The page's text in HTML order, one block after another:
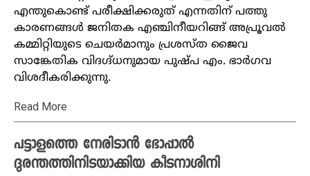
എന്തുകൊണ്ട് പരീക്ഷിക്കരുത് എന്നതിന് പത്തു
കാരണങ്ങള്‍ ജനിതക എഞ്ചിനീയറിങ്ങ് അപ്രൂവല്‍
കമ്മിറ്റിയുടെ ചെയര്‍മാനും പ്രശസ്ത ജൈവ
സാങ്കേതിക വിദഗ്ദ്ധനുമായ പുഷ്പ എം. ഭാര്‍ഗവ
വിശദീകരിക്കുന്നു.
Read More
പട്ടാളത്തെ നേരിടാന്‍ ഭോപ്പാല്‍
ദുരന്തത്തിനിടയാക്കിയ കീടനാശിനി